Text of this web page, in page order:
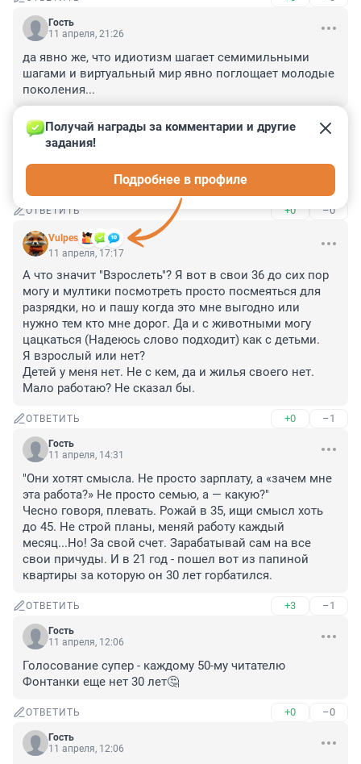
Гость
11 апреля, 21:26
да явно же, что идиотизм шагает семимильными
шагами и виртуальный мир явно поглощает молодые
поколения...
ОТВЕТИТЬ –0
Гость
По такому "эксперту" психушка плачет.
ОТВЕТИТЬ +0 –0
Vulpes
Получай награды за комментарии и другие
задания!
Подробнее в профиле
11 апреля, 17:17
А что значит "Взрослеть"? Я вот в свои 36 до сих пор
могу и мултики посмотреть просто посмеяться для
разрядки, но и пашу когда это мне выгодно или
нужно тем кто мне дорог. Да и с животными могу
цацкаться (Надеюсь слово подходит) как с детьми.
Я взрослый или нет?
Детей у меня нет. Не с кем, да и жилья своего нет.
Мало работаю? Не сказал бы.
ОТВЕТИТЬ +0 –1
Гость
11 апреля, 14:31
"Они хотят смысла. Не просто зарплату, а «зачем мне
эта работа?» Не просто семью, а — какую?"
Чесно говоря, плевать. Рожай в 35, ищи смысл хоть
до 45. Не строй планы, меняй работу каждый
месяц...Но! За свой счет. Зарабатывай сам на все
свои причуды. И в 21 год - пошел вот из папиной
квартиры за которую он 30 лет горбатился.
ОТВЕТИТЬ +3 –1
Гость
11 апреля, 12:06
Голосование супер - каждому 50-му читателю
Фонтанки еще нет 30 лет🤔
ОТВЕТИТЬ +0 –0
Гость
11 апреля, 12:06